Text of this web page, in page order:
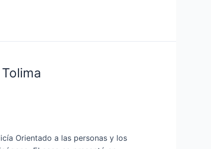
Orientado a las personas y los